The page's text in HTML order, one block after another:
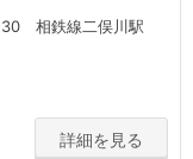
30 相鉄線二俣川駅
詳細を見る